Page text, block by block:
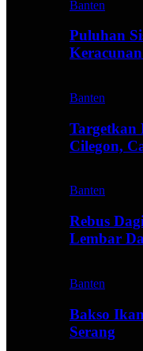
Banten
Puluhan
Banten
Targetkan
Cilegon,
Banten
Rebus
Lembar
Banten
Bakso
Serang